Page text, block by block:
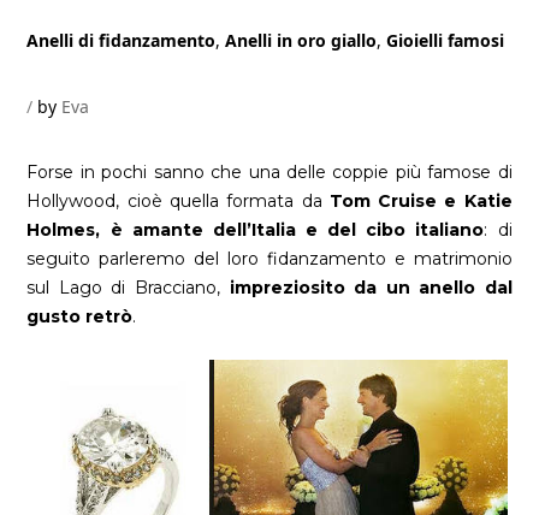
Anelli di fidanzamento,Anelli in oro giallo,Gioielli famosi
by Eva
Forse in pochi sanno che una delle coppie più famose di
Hollywood, cioè quella formata da Tom Cruise e Katie
Holmes, è amante dell’Italia e del cibo italiano: di
seguito parleremo del loro fidanzamento e matrimonio
sul Lago di Bracciano, impreziosito da un anello dal
gusto retrò.